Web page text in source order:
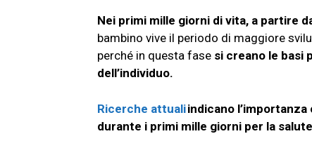
Nei primi mille giorni di vita, a partire
bambino vive il periodo di maggiore
perché in questa fase si creano le basi
dell’individuo.
Ricerche attualiindicano
durante i primi mille giorni per la